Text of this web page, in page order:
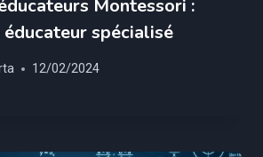
Montessori :
éducateur spécialisé
12/02/2024